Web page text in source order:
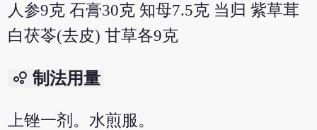
人参9克 石膏30克 知母7.5克 当归 紫草茸
白茯苓(去皮) 甘草各9克
bubble_chart 制法用量
上锉一剂。水煎服。